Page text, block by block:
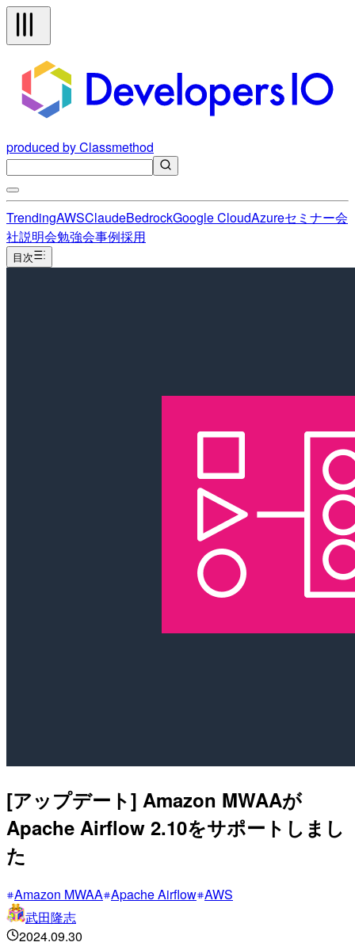
produced by Classmethod
TrendingAWSClaudeBedrockGoogle CloudAzureセミナー会
社説明会勉強会事例採用
目次
[アップデート] Amazon MWAAが
Apache Airflow 2.10をサポートしまし
た
Amazon MWAA Apache Airflow AWS
武田隆志
2024.09.30